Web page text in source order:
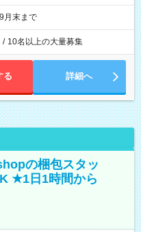
月末まで
/ 10名以上の大量募集
る 詳細へ
の梱包スタッ
★1日1時間から